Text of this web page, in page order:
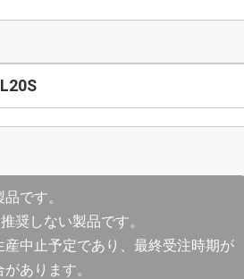
です。
奨しない製品です。
中止予定であり、最終受注時期が
あります。